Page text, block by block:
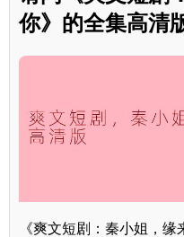
你》的全集高清
《爽文短剧：秦小姐，